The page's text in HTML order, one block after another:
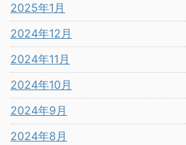
2025年1月
2024年12月
2024年11月
2024年10月
2024年9月
2024年8月